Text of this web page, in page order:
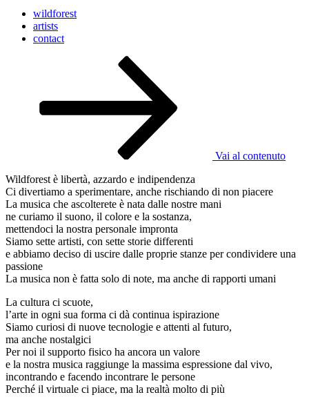
wildforest
artists
contact
Vai al contenuto
Wildforest è libertà, azzardo e indipendenza
Ci divertiamo a sperimentare, anche rischiando di non piacere
La musica che ascolterete è nata dalle nostre mani
ne curiamo il suono, il colore e la sostanza,
mettendoci la nostra personale impronta
Siamo sette artisti, con sette storie differenti
e abbiamo deciso di uscire dalle proprie stanze per condividere una
passione
La musica non è fatta solo di note, ma anche di rapporti umani
La cultura ci scuote,
l’arte in ogni sua forma ci dà continua ispirazione
Siamo curiosi di nuove tecnologie e attenti al futuro,
ma anche nostalgici
Per noi il supporto fisico ha ancora un valore
e la nostra musica raggiunge la massima espressione dal vivo,
incontrando e facendo incontrare le persone
Perché il virtuale ci piace, ma la realtà molto di più